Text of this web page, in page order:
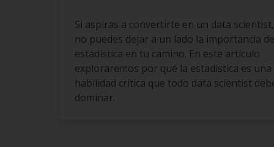
Si aspiras a convertirte en un data scientist,
no puedes dejar a un lado la importancia
estadística en tu camino. En este artículo
exploraremos por qué la estadística es una
habilidad crítica que todo data scientist
dominar.